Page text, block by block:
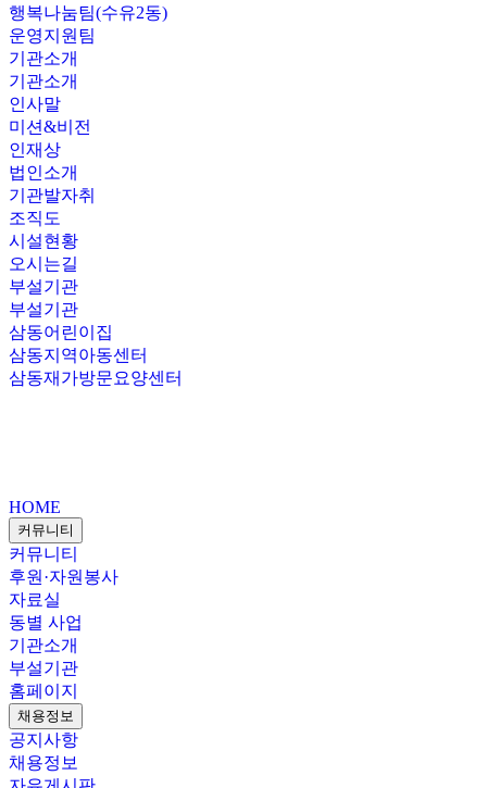
행복나눔팀(수유2동)
운영지원팀
기관소개
기관소개
인사말
미션&비전
인재상
법인소개
기관발자취
조직도
시설현황
오시는길
부설기관
부설기관
삼동어린이집
삼동지역아동센터
삼동재가방문요양센터
HOME
커뮤니티
커뮤니티
후원·자원봉사
자료실
동별 사업
기관소개
부설기관
홈페이지
채용정보
공지사항
채용정보